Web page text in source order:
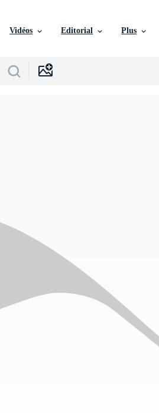
Vidéos Editorial Plus